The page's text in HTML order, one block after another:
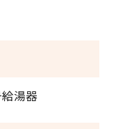
湯器